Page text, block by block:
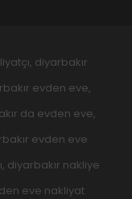
diyarbakır
evden eve,
da evden eve,
evden eve
diyarbakır nakliye
eve nakliyat